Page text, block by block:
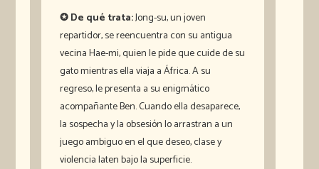
✪ De qué trata:Jong-su, un joven
repartidor, se reencuentra con su antigua
vecina Hae-mi, quien le pide que cuide de su
gato mientras ella viaja a África. A su
regreso, le presenta a su enigmático
acompañante Ben. Cuando ella desaparece,
la sospecha y la obsesión lo arrastran a un
juego ambiguo en el que deseo, clase y
violencia laten bajo la superficie.